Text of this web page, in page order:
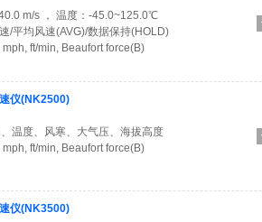
m/s ， 温度：-45.0~125.0℃
/平均风速(AVG)/数据保持(HOLD)
mph, ft/min, Beaufort force(B)
仪(NK2500)
温度、风寒、大气压、海拔高度
mph, ft/min, Beaufort force(B)
仪(NK3500)